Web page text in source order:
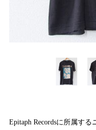
Epitaph Recordsに所属す